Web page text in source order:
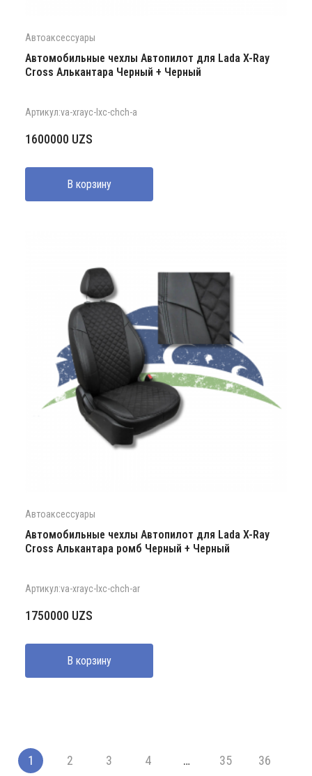
Автоаксессуары
Автомобильные чехлы Автопилот для Lada X-Ray
Cross Алькантара Черный + Черный
Артикул:va-xrayc-lxc-chch-a
1600000 UZS
В корзину
Автоаксессуары
Автомобильные чехлы Автопилот для Lada X-Ray
Cross Алькантара ромб Черный + Черный
Артикул:va-xrayc-lxc-chch-ar
1750000 UZS
В корзину
1 2 3 4 … 35 36